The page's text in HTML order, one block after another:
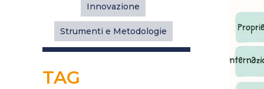
Innovazione
Strumenti e Metodologie
TAG